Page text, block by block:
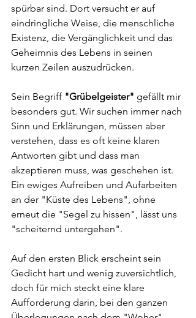
spürbar sind. Dort versucht er auf
eindringliche Weise, die menschliche
Existenz, die Vergänglichkeit und das
Geheimnis des Lebens in seinen
kurzen Zeilen auszudrücken.
Sein Begriff "Grübelgeister" gefällt mir
besonders gut. Wir suchen immer nach
Sinn und Erklärungen, müssen aber
verstehen, dass es oft keine klaren
Antworten gibt und dass man
akzeptieren muss, was geschehen ist.
Ein ewiges Aufreiben und Aufarbeiten
an der "Küste des Lebens", ohne
erneut die "Segel zu hissen", lässt uns
"scheiternd untergehen".
Auf den ersten Blick erscheint sein
Gedicht hart und wenig zuversichtlich,
doch für mich steckt eine klare
Aufforderung darin, bei den ganzen